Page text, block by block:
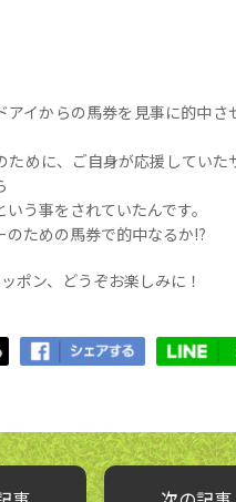
アイからの馬券を見事に的中さ
ために、ご自身が応援していた
う事をされていたんです。
のための馬券で的中なるか⁉
ポン、どうぞお楽しみに！